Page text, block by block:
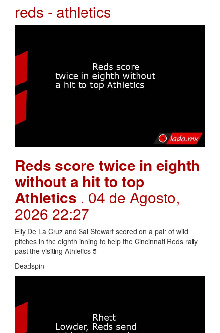
reds - athletics
Reds score twice in eighth
without a hit to top
Athletics . 04 de Agosto,
2026 22:27
Elly De La Cruz and Sal Stewart scored on a pair of wild
pitches in the eighth inning to help the Cincinnati Reds rally
past the visiting Athletics 5-
Deadspin